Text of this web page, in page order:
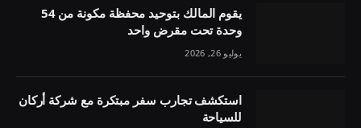
يقوم المالك بتوحيد محفظة مكونة من 54
وحدة تحت مقرض واحد
يوليو 26, 2026
استكشف تجارب سفر مبتكرة مع شركة أركان
للسياحة